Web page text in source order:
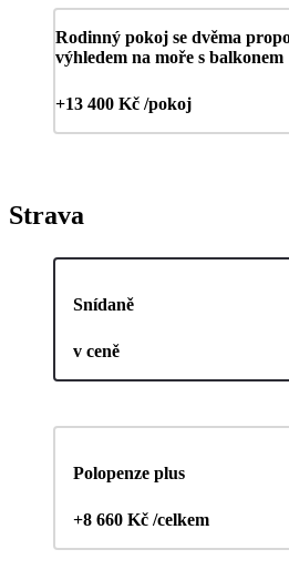
Rodinný pokoj se dvěma
výhledem na moře s balkonem
+13 400 Kč /pokoj
Strava
Snídaně
v ceně
Polopenze plus
+8 660 Kč /celkem